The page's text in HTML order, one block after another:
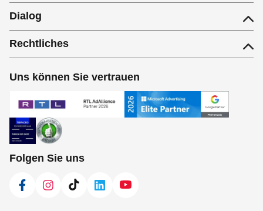
Dialog
Rechtliches
Uns können Sie vertrauen
Folgen Sie uns